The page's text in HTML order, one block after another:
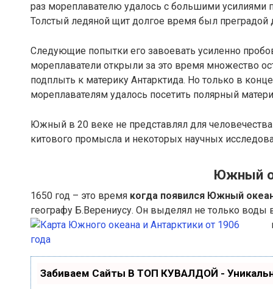
раз мореплавателю удалось с большими
Толстый ледяной щит долгое время был
Следующие попытки его завоевать усиленно
мореплаватели открыли за это время множество
подплыть к материку Антарктида. Но только в
мореплавателям удалось посетить полярный
Южный в 20 веке не представлял для
китового промысла и некоторых научных
Южный
1650 год – это время когда появился Южный
географу Б.Верениусу. Он выделял не только
Забиваем Сайты В ТОП КУВАЛДОЙ -